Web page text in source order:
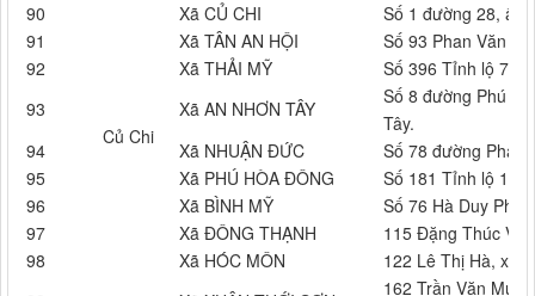
90
Củ Chi
Xã CỦ CHI
Số 1 đường 28, ấp
91
Xã TÂN AN HỘI
Số 93 Phan Văn
92
Xã THẢI MỸ
Số 396 Tỉnh lộ 7,
93
Xã AN NHƠN TÂY
Số 8 đường Phú
Tây.
94
Xã NHUẬN ĐỨC
Số 78 đường
95
Xã PHÚ HÒA ĐÔNG
Số 181 Tỉnh lộ 15,
96
Xã BÌNH MỸ
Số 76 Hà Duy
97
Xã ĐÔNG THẠNH
115 Đặng Thúc
98
Xã HÓC MÔN
122 Lê Thị Hà, xã
162 Trần Văn